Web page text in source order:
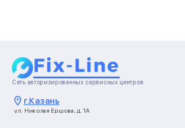
Сеть авторизированных сервисных центров
г.Казань
ул. Николая Ершова, д. 1А